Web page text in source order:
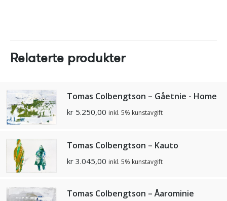
Relaterte produkter
Tomas Colbengtson – Gåetnie - Home
kr 5.250,00 inkl. 5% kunstavgift
Tomas Colbengtson – Kauto
kr 3.045,00 inkl. 5% kunstavgift
Tomas Colbengtson – Åarominie